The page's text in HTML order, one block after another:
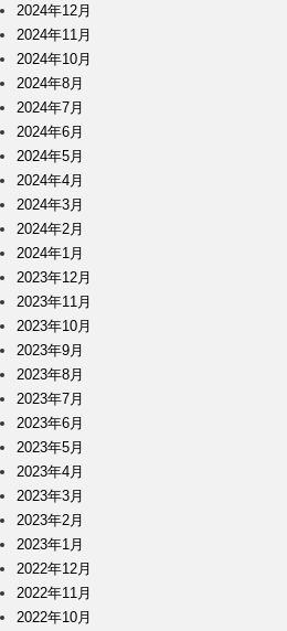
2024年12月
2024年11月
2024年10月
2024年8月
2024年7月
2024年6月
2024年5月
2024年4月
2024年3月
2024年2月
2024年1月
2023年12月
2023年11月
2023年10月
2023年9月
2023年8月
2023年7月
2023年6月
2023年5月
2023年4月
2023年3月
2023年2月
2023年1月
2022年12月
2022年11月
2022年10月